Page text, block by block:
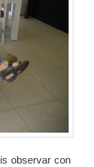
observar con